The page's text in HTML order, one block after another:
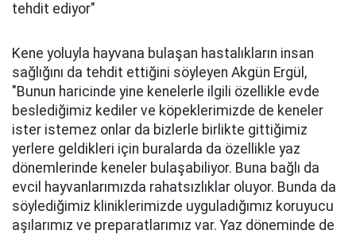
tehdit ediyor"
Kene yoluyla hayvana bulaşan hastalıkların insan
sağlığını da tehdit ettiğini söyleyen Akgün Ergül,
"Bunun haricinde yine kenelerle ilgili özellikle evde
beslediğimiz kediler ve köpeklerimizde de keneler
ister istemez onlar da bizlerle birlikte gittiğimiz
yerlere geldikleri için buralarda da özellikle yaz
dönemlerinde keneler bulaşabiliyor. Buna bağlı da
evcil hayvanlarımızda rahatsızlıklar oluyor. Bunda da
söylediğimiz kliniklerimizde uyguladığımız koruyucu
aşılarımız ve preparatlarımız var. Yaz döneminde de